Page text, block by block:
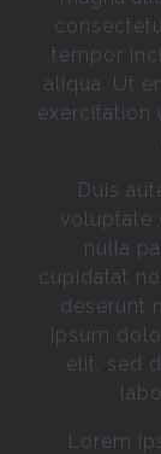
tempor
aliqua. Ut
exercitation
Duis
voluptate
nulla
cupidatat
deserunt
ipsum
elit, sed
Lorem